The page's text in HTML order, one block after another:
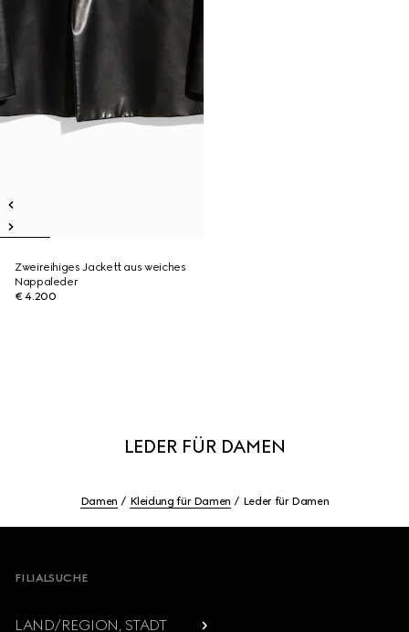
Zweireihiges Jackett aus weiches
Nappaleder
€ 4.200
LEDER FÜR DAMEN
Damen Kleidung für Damen Leder für Damen
FILIALSUCHE
LAND/REGION, STADT